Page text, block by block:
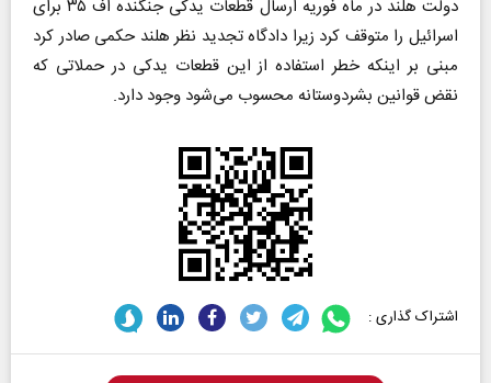
دولت هلند در ماه فوریه ارسال قطعات یدکی جنگنده اف ۳۵ برای
اسرائیل را متوقف کرد زیرا دادگاه تجدید نظر هلند حکمی صادر کرد
مبنی بر اینکه خطر استفاده از این قطعات یدکی در حملاتی که
نقض قوانین بشردوستانه محسوب می‌شود وجود دارد.
اشتراک گذاری :